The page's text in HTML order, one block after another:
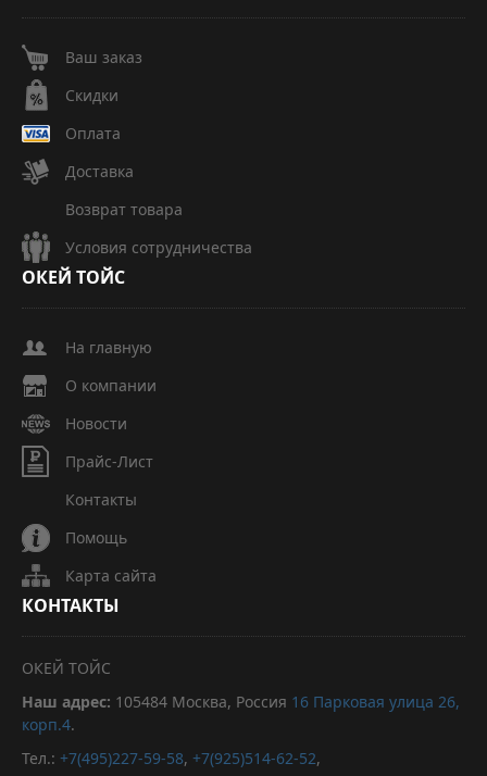
Ваш заказ
Скидки
Оплата
Доставка
Возврат товара
Условия сотрудничества
ОКЕЙ ТОЙС
На главную
О компании
Новости
Прайс-Лист
Контакты
Помощь
Карта сайта
КОНТАКТЫ
ОКЕЙ ТОЙС
Наш адрес: 105484 Москва, Россия 16 Парковая улица 26,
корп.4.
Тел.: +7(495)227-59-58, +7(925)514-62-52,